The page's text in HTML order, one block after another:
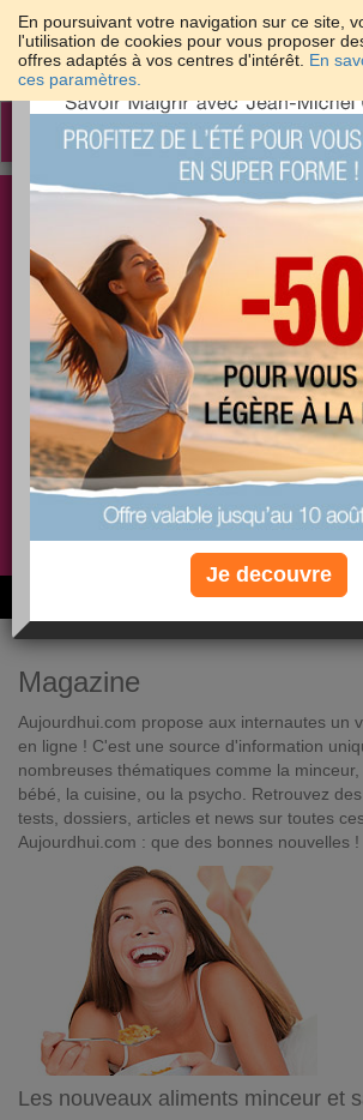
En poursuivant votre navigation sur ce site,
l'utilisation de cookies pour vous proposer
offres adaptés à vos centres d'intérêt. En
ces paramètres.
Toggle
Les meilleures solutions pour
dans sa peau
PLUS
EFFICACE
PLUS
SANTÉ
Non, je préfère le régime
6M de personnes ont maigri et réappris à
Magazine
Aujourdhui.com propose aux internautes un
en ligne ! C'est une source d'information
nombreuses thématiques comme la
bébé, la cuisine, ou la psycho. Retrouvez
tests, dossiers, articles et news sur toutes
Aujourdhui.com : que des bonnes nouvelles !
Les nouveaux aliments minceur et
Je decouvre